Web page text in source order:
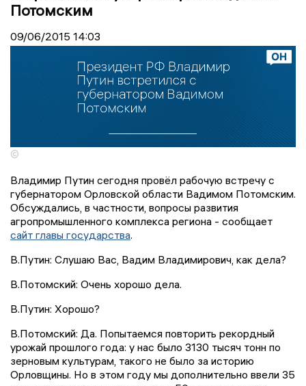
Потомским
09/06/2015 14:03
©
Владимир Путин сегодня провёл рабочую встречу с
губернатором Орловской области Вадимом Потомским.
Обсуждались, в частности, вопросы развития
агропромышленного комплекса региона - сообщает
сайт главы государства.
В.Путин: Слушаю Вас, Вадим Владимирович, как дела?
В.Потомский: Очень хорошо дела.
В.Путин: Хорошо?
В.Потомский: Да. Попытаемся повторить рекордный
урожай прошлого года: у нас было 3130 тысяч тонн по
зерновым культурам, такого не было за историю
Орловщины. Но в этом году мы дополнительно ввели 35